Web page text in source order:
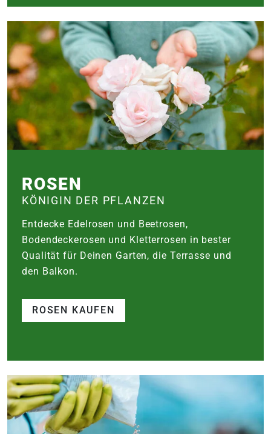
ROSEN
KÖNIGIN DER PFLANZEN
Entdecke Edelrosen und Beetrosen,
Bodendeckerosen und Kletterrosen in bester
Qualität für Deinen Garten, die Terrasse und
den Balkon.
ROSEN KAUFEN